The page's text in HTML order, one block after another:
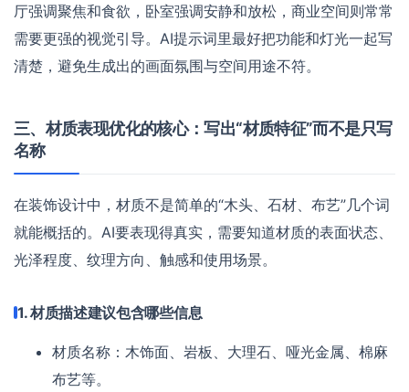
厅强调聚焦和食欲，卧室强调安静和放松，商业空间则常常
需要更强的视觉引导。AI提示词里最好把功能和灯光一起写
清楚，避免生成出的画面氛围与空间用途不符。
三、材质表现优化的核心：写出“材质特征”而不是只写
名称
在装饰设计中，材质不是简单的“木头、石材、布艺”几个词
就能概括的。AI要表现得真实，需要知道材质的表面状态、
光泽程度、纹理方向、触感和使用场景。
1. 材质描述建议包含哪些信息
材质名称：木饰面、岩板、大理石、哑光金属、棉麻
布艺等。